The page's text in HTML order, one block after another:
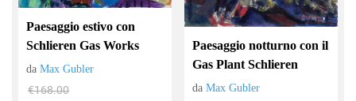
Paesaggio estivo con
Schlieren Gas Works
daMax Gubler
€168.00
Paesaggio notturno con il
Gas Plant Schlieren
daMax Gubler